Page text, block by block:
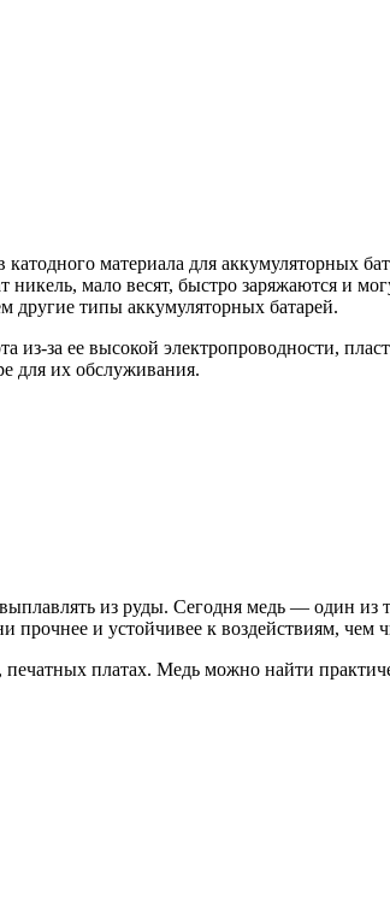
материала для аккумуляторных
мало весят, быстро заряжаются и
другие типы аккумуляторных батарей.
из-за ее высокой электропроводности,
для их обслуживания.
из руды. Сегодня медь — один из
и устойчивее к воздействиям, чем
платах. Медь можно найти